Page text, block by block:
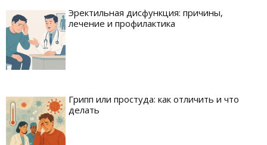
Эректильная дисфункция: причины,
лечение и профилактика
Грипп или простуда: как отличить и что
делать